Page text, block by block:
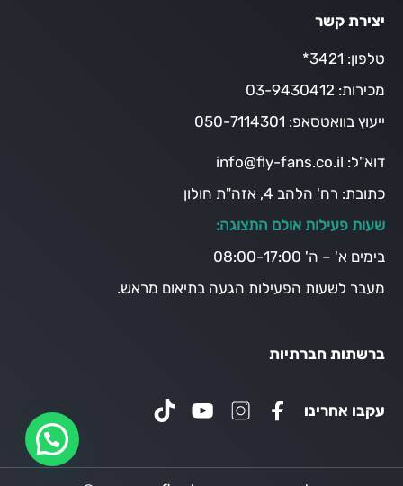
יצירת קשר
טלפון: 3421*
מכירות: 03-9430412
ייעוץ בוואטסאפ: 050-7114301
דוא"ל: info@fly-fans.co.il
כתובת: רח' הלהב 4, אזה"ת חולון
שעות פעילות אולם התצוגה:
בימים א' – ה' 08:00-17:00
מעבר לשעות הפעילות הגעה בתיאום מראש.
ברשתות חברתיות
עקבו אחרינו